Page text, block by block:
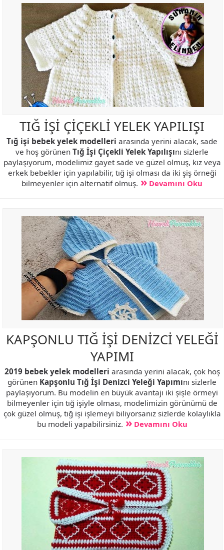
TIĞ İŞİ ÇİÇEKLİ YELEK YAPILIŞI
Tığ işi bebek yelek modelleri arasında yerini alacak, sade
ve hoş görünen Tığ İşi Çiçekli Yelek Yapılışını sizlerle
paylaşıyorum, modelimiz gayet sade ve güzel olmuş, kız veya
erkek bebekler için yapılabilir, tığ işi olması da iki şiş örneği
bilmeyenler için alternatif olmuş.
Devamını Oku
KAPŞONLU TIĞ İŞİ DENİZCİ YELEĞİ
YAPIMI
2019 bebek yelek modelleri arasında yerini alacak, çok hoş
görünen Kapşonlu Tığ İşi Denizci Yeleği Yapımını sizlerle
paylaşıyorum. Bu modelin en büyük avantajı iki şişle örmeyi
bilmeyenler için tığ işiyle olması, modelimizin görünümü de
çok güzel olmuş, tığ işi işlemeyi biliyorsanız sizlerde kolaylıkla
bu modeli yapabilirsiniz.
Devamını Oku